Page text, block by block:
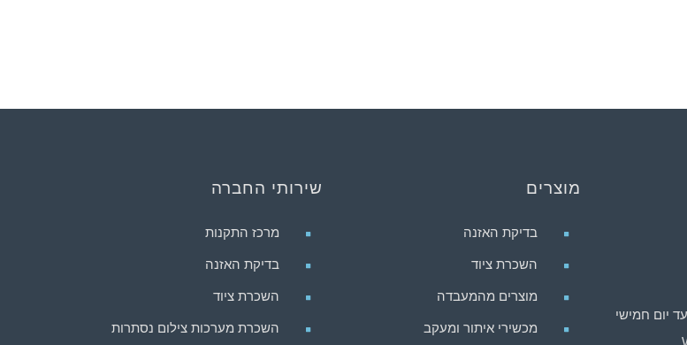
שירותי החברה
מרכז התקנות
בדיקת האזנה
השכרת ציוד
השכרת מערכות צילום נסתרות
מוצרים
בדיקת האזנה
השכרת ציוד
מוצרים מהמעבדה
מכשירי איתור ומעקב